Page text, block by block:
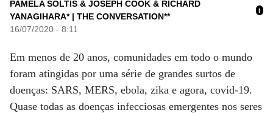
PAMELA SOLTIS & JOSEPH COOK & RICHARD
YANAGIHARA* | THE CONVERSATION**
i
16/07/2020 - 8:11
Em menos de 20 anos, comunidades em todo o mundo
foram atingidas por uma série de grandes surtos de
doenças: SARS, MERS, ebola, zika e agora, covid-19.
Quase todas as doenças infecciosas emergentes nos seres